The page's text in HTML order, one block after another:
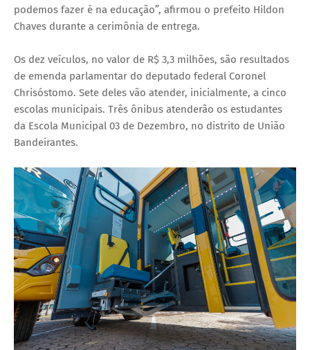
podemos fazer é na educação”, afirmou o prefeito Hildon
Chaves durante a cerimônia de entrega.
Os dez veículos, no valor de R$ 3,3 milhões, são resultados
de emenda parlamentar do deputado federal Coronel
Chrisóstomo. Sete deles vão atender, inicialmente, a cinco
escolas municipais. Três ônibus atenderão os estudantes
da Escola Municipal 03 de Dezembro, no distrito de União
Bandeirantes.